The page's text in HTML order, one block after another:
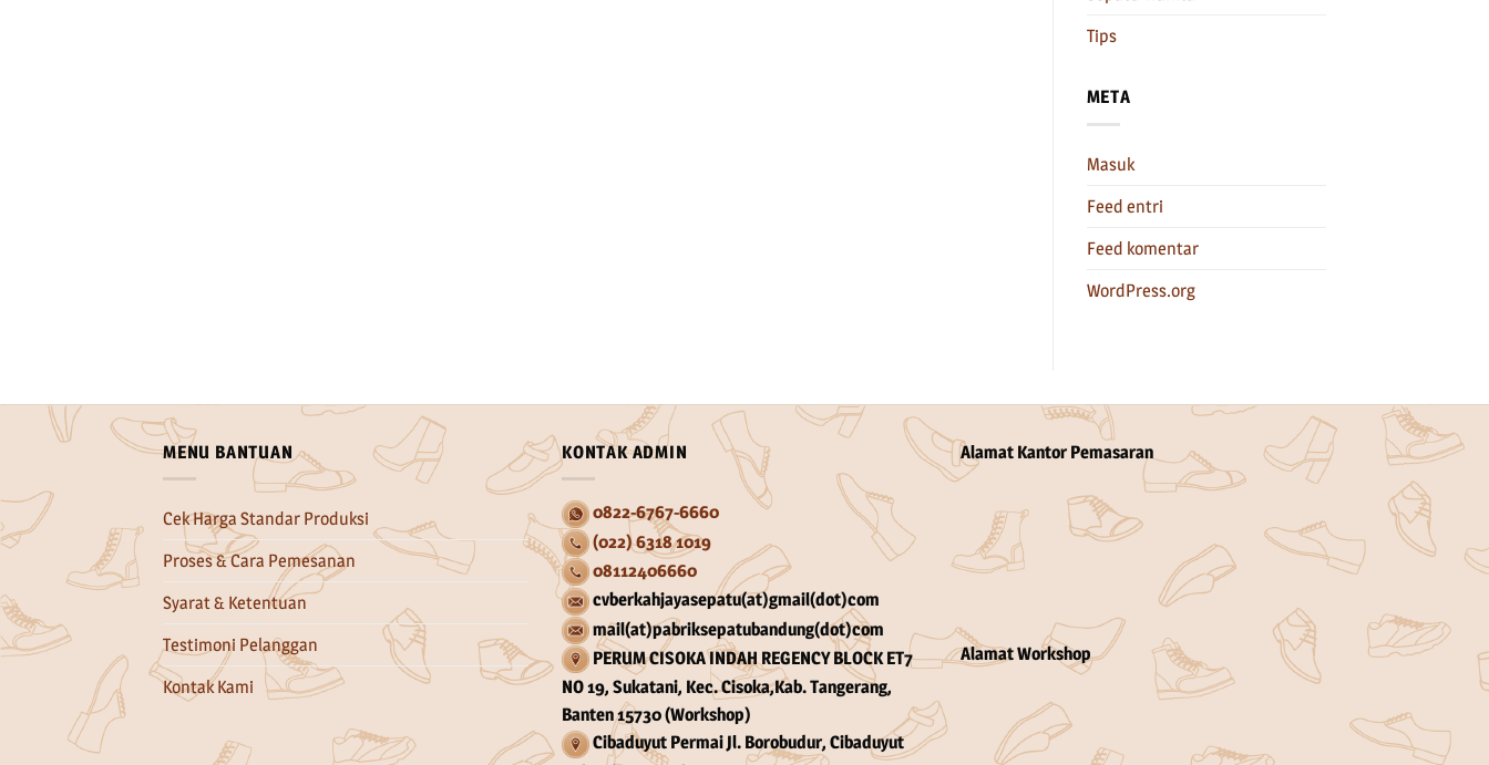
Tips
META
Masuk
Feed entri
Feed komentar
WordPress.org
MENU BANTUAN
Cek Harga Standar Produksi
Proses & Cara Pemesanan
Syarat & Ketentuan
Testimoni Pelanggan
Kontak Kami
KONTAK ADMIN
0822-6767-6660
(022) 6318 1019
08112406660
cvberkahjayasepatu(at)gmail(dot)com
mail(at)pabriksepatubandung(dot)com
PERUM CISOKA INDAH REGENCY BLOCK ET7
NO 19, Sukatani, Kec. Cisoka,Kab. Tangerang,
Banten 15730 (Workshop)
Cibaduyut Permai Jl. Borobudur, Cibaduyut
Alamat Kantor Pemasaran
Alamat Workshop